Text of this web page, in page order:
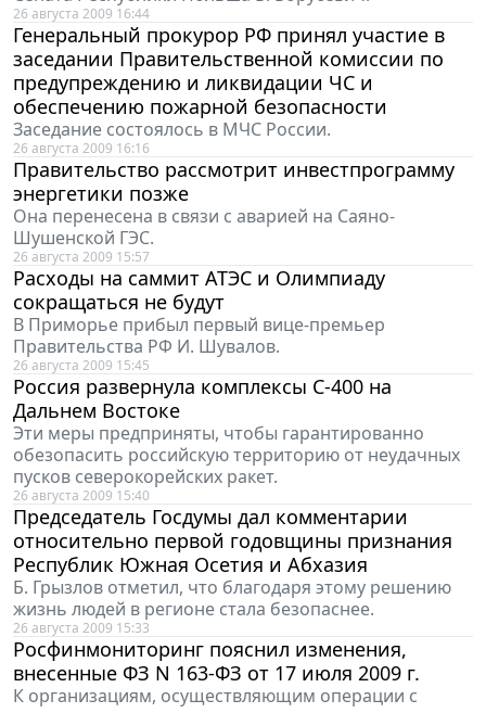
26 августа 2009 16:44
Генеральный прокурор РФ принял участие в
заседании Правительственной комиссии по
предупреждению и ликвидации ЧС и
обеспечению пожарной безопасности
Заседание состоялось в МЧС России.
26 августа 2009 16:16
Правительство рассмотрит инвестпрограмму
энергетики позже
Она перенесена в связи с аварией на Саяно-
Шушенской ГЭС.
26 августа 2009 15:57
Расходы на саммит АТЭС и Олимпиаду
сокращаться не будут
В Приморье прибыл первый вице-премьер
Правительства РФ И. Шувалов.
26 августа 2009 15:45
Россия развернула комплексы С-400 на
Дальнем Востоке
Эти меры предприняты, чтобы гарантированно
обезопасить российскую территорию от неудачных
пусков северокорейских ракет.
26 августа 2009 15:40
Председатель Госдумы дал комментарии
относительно первой годовщины признания
Республик Южная Осетия и Абхазия
Б. Грызлов отметил, что благодаря этому решению
жизнь людей в регионе стала безопаснее.
26 августа 2009 15:33
Росфинмониторинг пояснил изменения,
внесенные ФЗ N 163-ФЗ от 17 июля 2009 г.
К организациям, осуществляющим операции с